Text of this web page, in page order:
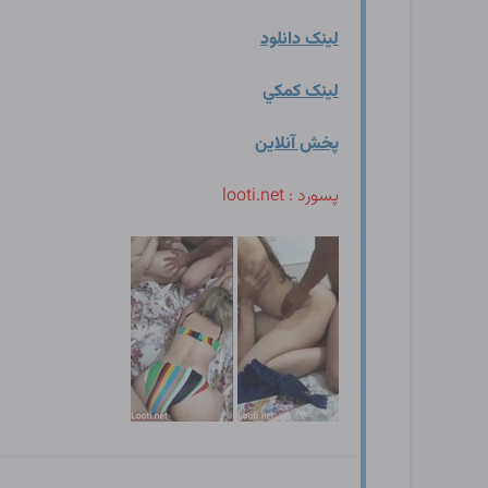
لينک دانلود
لينک کمکي
پخش آنلاين
پسورد : looti.net